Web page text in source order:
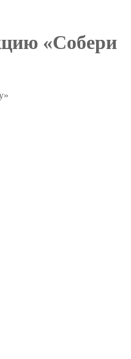
«Собери